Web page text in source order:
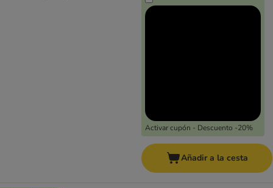
Activar cupón - Descuento -20%
Añadir a la cesta